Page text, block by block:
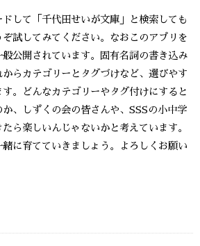
して「千代田せいが文庫」と検索しても
試してみてください。なおこのアプリを
公開されています。固有名詞の書き込み
らカテゴリーとタグづけなど、選びやす
。どんなカテゴリーやタグ付けにすると
、しずくの会の皆さんや、SSSの小中学
ら楽しいんじゃないかと考えています。
に育てていきましょう。よろしくお願い